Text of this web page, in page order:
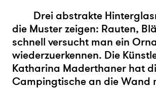
Drei abstrakte
die Muster zeigen: Rauten,
schnell versucht man ein
wiederzuerkennen. Die
Katharina Maderthaner hat
Campingtische an die Wand